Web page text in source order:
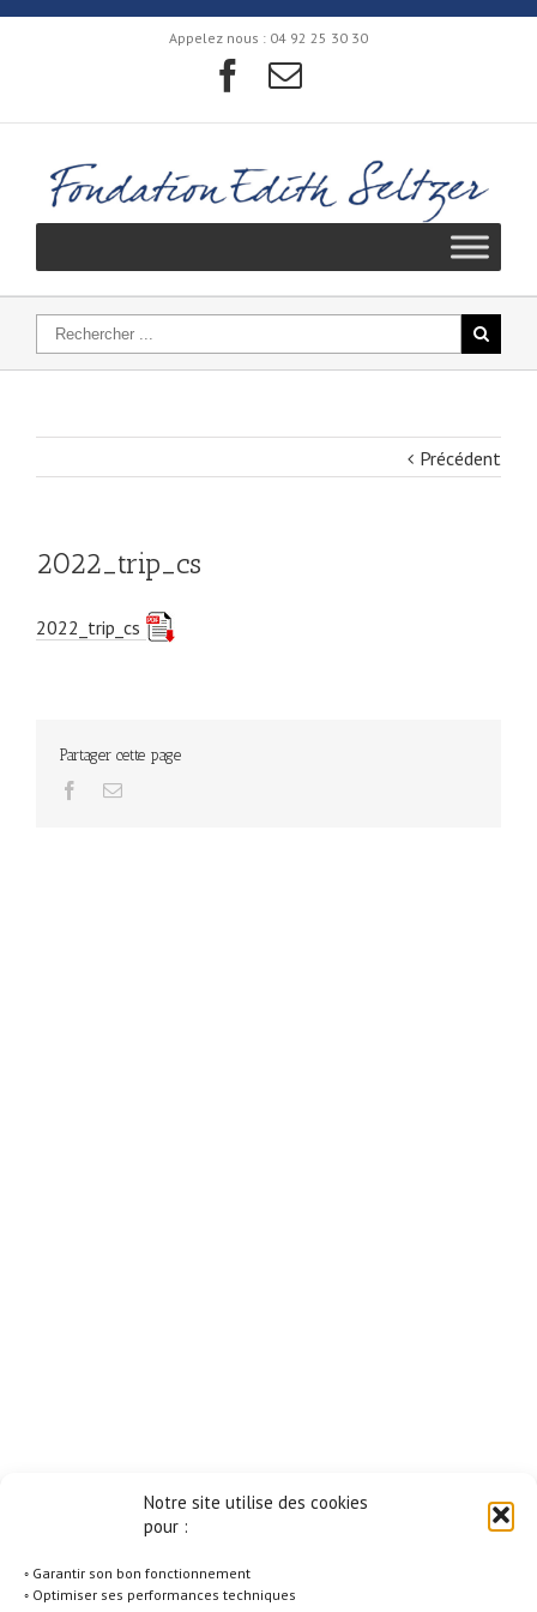
Notre site utilise des cookies
pour :
◦ Garantir son bon fonctionnement
◦ Optimiser ses performances techniques
Appelez nous : 04 92 25 30 30
Précédent
2022_trip_cs
2022_trip_cs
Partager cette page